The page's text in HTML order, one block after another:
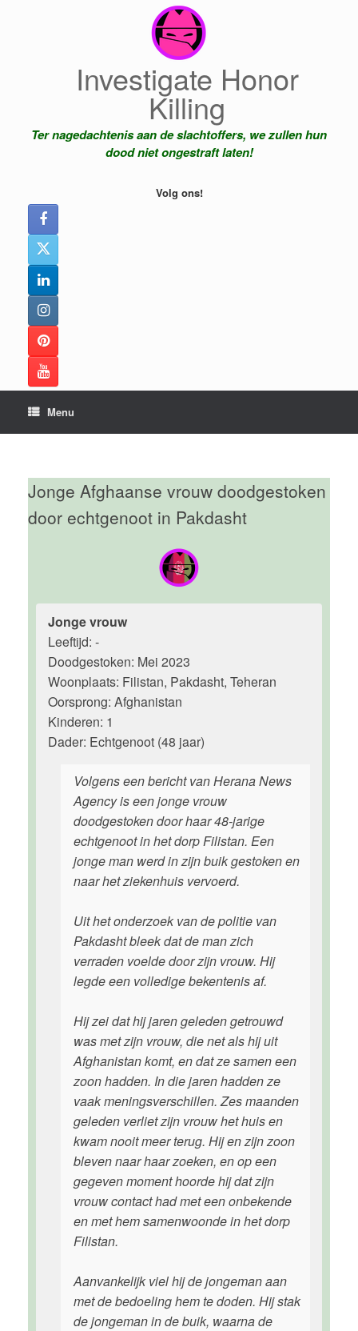
Investigate Honor
Killing
Ter nagedachtenis aan de slachtoffers, we zullen hun
dood niet ongestraft laten!
Volg ons!
Menu
Jonge Afghaanse vrouw doodgestoken
door echtgenoot in Pakdasht
Jonge vrouw
Leeftijd: -
Doodgestoken: Mei 2023
Woonplaats: Filistan, Pakdasht, Teheran
Oorsprong: Afghanistan
Kinderen: 1
Dader: Echtgenoot (48 jaar)
Volgens een bericht van Herana News
Agency is een jonge vrouw
doodgestoken door haar 48-jarige
echtgenoot in het dorp Filistan. Een
jonge man werd in zijn buik gestoken en
naar het ziekenhuis vervoerd.
Uit het onderzoek van de politie van
Pakdasht bleek dat de man zich
verraden voelde door zijn vrouw. Hij
legde een volledige bekentenis af.
Hij zei dat hij jaren geleden getrouwd
was met zijn vrouw, die net als hij uit
Afghanistan komt, en dat ze samen een
zoon hadden. In die jaren hadden ze
vaak meningsverschillen. Zes maanden
geleden verliet zijn vrouw het huis en
kwam nooit meer terug. Hij en zijn zoon
bleven naar haar zoeken, en op een
gegeven moment hoorde hij dat zijn
vrouw contact had met een onbekende
en met hem samenwoonde in het dorp
Filistan.
Aanvankelijk viel hij de jongeman aan
met de bedoeling hem te doden. Hij stak
de jongeman in de buik, waarna de